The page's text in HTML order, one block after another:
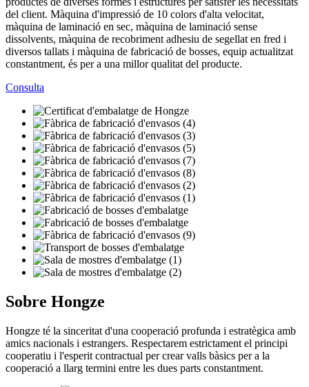
del client. Màquina d'impressió de 10 colors d'alta velocitat,
màquina de laminació en sec, màquina de laminació sense
dissolvents, màquina de recobriment adhesiu de segellat en fred i
diversos tallats i màquina de fabricació de bosses, equip actualitzat
constantment, és per a una millor qualitat del producte.
Consulta
Sobre Hongze
Hongze té la sinceritat d'una cooperació profunda i estratègica amb
amics nacionals i estrangers. Respectarem estrictament el principi
cooperatiu i l'esperit contractual per crear valls bàsics per a la
cooperació a llarg termini entre les dues parts constantment.